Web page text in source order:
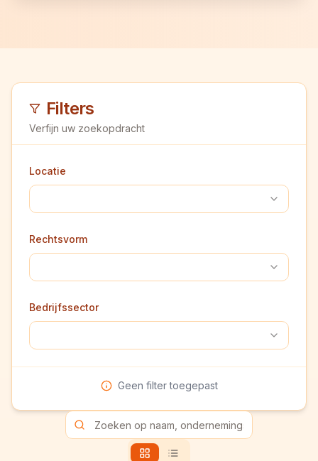
Filters
Verfijn uw zoekopdracht
Locatie
Rechtsvorm
Bedrijfssector
Geen filter toegepast